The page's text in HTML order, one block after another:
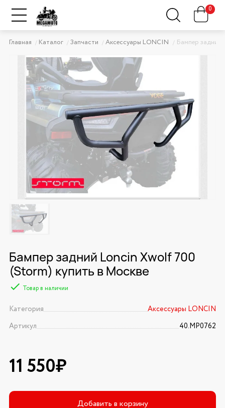
0
Главная Каталог Запчасти Аксессуары LONCIN Бампер задний
Бампер задний Loncin Xwolf 700
(Storm) купить в Москве
Товар в наличии
Категория
Аксессуары LONCIN
Артикул
40.МР0762
11 550₽
Добавить в корзину